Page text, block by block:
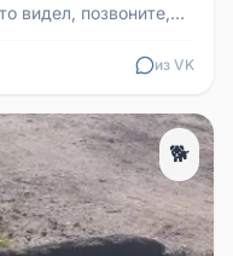
видел, позвоните,
из VK
🐕